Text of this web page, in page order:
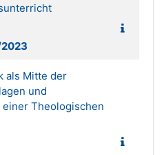
als Mitte der
und
Theologischen